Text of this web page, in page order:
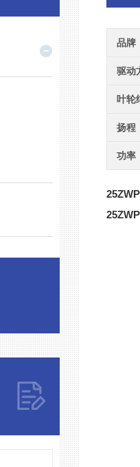
品牌
驱动
叶轮
扬程
功率